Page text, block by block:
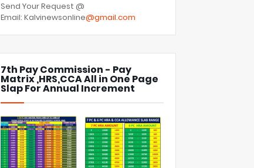
Send Your Request @
Email: Kalvinewsonline@gmail.com
7th Pay Commission - Pay
Matrix ,HRS,CCA All in One Page
Slap For Annual Increment